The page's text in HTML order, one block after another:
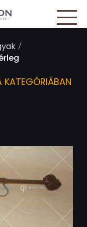
/
KATEGÓRIÁBAN